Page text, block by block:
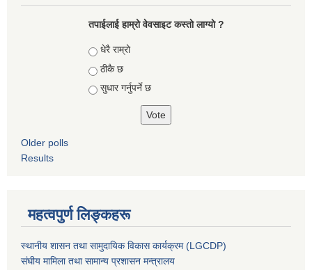
तपाईलाई हाम्रो वेवसाइट कस्ताे लाग्याे ?
Choices
धेरै राम्रो
ठीकै छ
सुधार गर्नुपर्ने छ
Older polls
Results
महत्वपुर्ण लिङ्कहरू
स्थानीय शासन तथा सामुदायिक विकास कार्यक्रम (LGCDP)
संघीय मामिला तथा सामान्य प्रशासन मन्त्रालय